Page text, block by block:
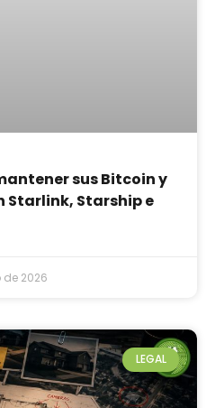
sus Bitcoin y
Starlink, Starship e
2026
LEGAL